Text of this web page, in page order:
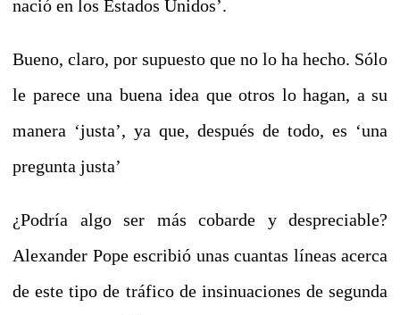
nació en los Estados Unidos’.
Bueno, claro, por supuesto que no lo ha hecho. Sólo
le parece una buena idea que otros lo hagan, a su
manera ‘justa’, ya que, después de todo, es ‘una
pregunta justa’
¿Podría algo ser más cobarde y despreciable?
Alexander Pope escribió unas cuantas líneas acerca
de este tipo de tráfico de insinuaciones de segunda